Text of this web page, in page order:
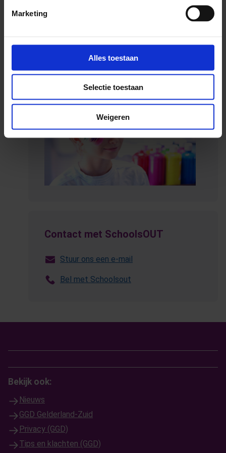
Marketing
Alles toestaan
Selectie toestaan
Weigeren
van ijzig blauw tot warm oranje zijn de pinguïns groot en
sober getekend. Zo ontstaat een intens beeld van de ijs-
Contact met SchoolsOUT
Stuur ons een e-mail
Bel met Schoolsout
Bekijk ook:
Nieuws
GGD Gelderland-Zuid
Privacy (GGD)
Tips en klachten (GGD)